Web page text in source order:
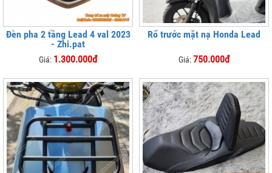
Đèn pha 2 tầng Lead 4 val 2023
- Zhi.pat
Giá: 1.300.000đ
Rổ trước mặt nạ Honda Lead
Giá:750.000đ